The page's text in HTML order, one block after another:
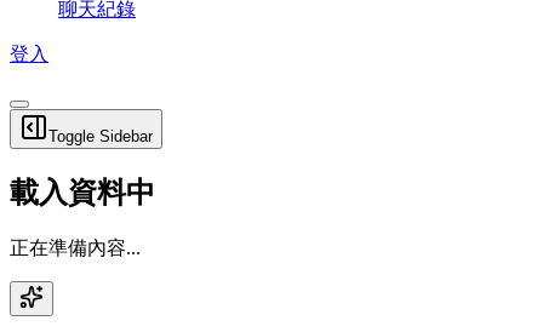
聊天紀錄
登入
Toggle Sidebar
載入資料中
正在準備內容...